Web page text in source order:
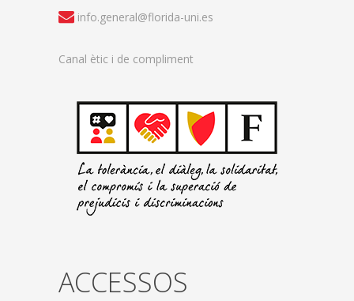
info.general@florida-uni.es
Canal ètic i de compliment
ACCESSOS